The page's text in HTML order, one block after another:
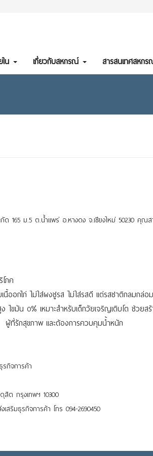
น เกี่ยวกับสหกรณ์ สารสนเทศสหก
ด 165 ม.5 ต.น้ำแพร่ อ.หางดง จ.เชียงใหม่ 50230 คุณส
ภค
ออกไก่ ไม่ใส่ผงชูรส ไม่ใส่รสดี แต่รสชาติกลมกล่อม
ไขมัน 0% เหมาะสำหรับเด็กวัยเจริญเติบโต ช่วยส
ที่รักสุขภาพ และต้องการควบคุมน้ำหนัก
รกิจการค้า
สิต กรุงเทพฯ 10300
ริมธุรกิจการค้า โทร 094-2690450